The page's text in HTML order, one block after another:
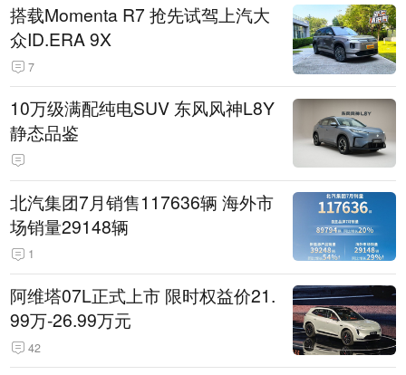
搭载Momenta R7 抢先试驾上汽大
众ID.ERA 9X
7
10万级满配纯电SUV 东风风神L8Y
静态品鉴
北汽集团7月销售117636辆 海外市
场销量29148辆
1
阿维塔07L正式上市 限时权益价21.
99万-26.99万元
42